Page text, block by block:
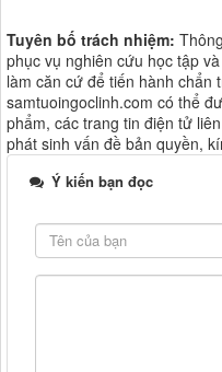
Tuyên bố trách nhiệm:
phục vụ nghiên cứu học tập
làm căn cứ để tiến hành chẩn
samtuoingoclinh.com có thể
phẩm, các trang tin điện tử
phát sinh vấn đề bản quyền,
Ý kiến bạn đọc